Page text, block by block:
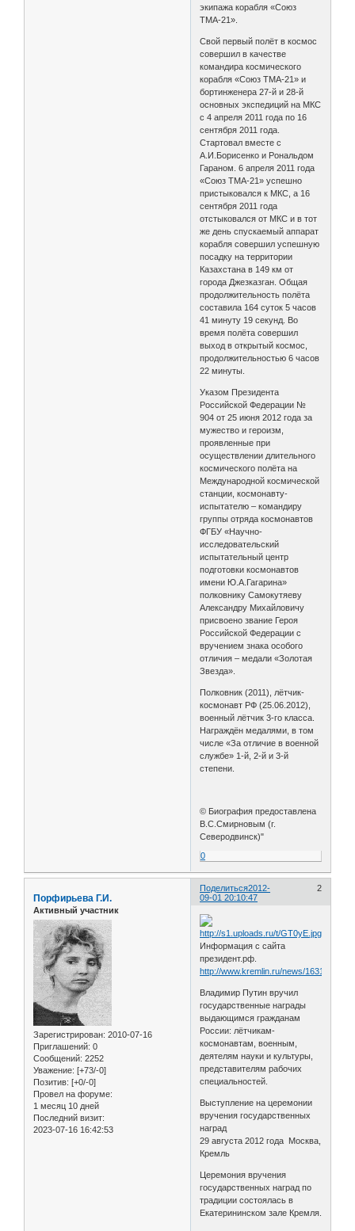
экипажа корабля «Союз
ТМА-21».
Свой первый полёт в космос
совершил в качестве
командира космического
корабля «Союз ТМА-21» и
бортинженера 27-й и 28-й
основных экспедиций на МКС
с 4 апреля 2011 года по 16
сентября 2011 года.
Стартовал вместе с
А.И.Борисенко и Рональдом
Гараном. 6 апреля 2011 года
«Союз ТМА-21» успешно
пристыковался к МКС, а 16
сентября 2011 года
отстыковался от МКС и в тот
же день спускаемый аппарат
корабля совершил успешную
посадку на территории
Казахстана в 149 км от
города Джезказган. Общая
продолжительность полёта
составила 164 суток 5 часов
41 минуту 19 секунд. Во
время полёта совершил
выход в открытый космос,
продолжительностью 6 часов
22 минуты.
Указом Президента
Российской Федерации №
904 от 25 июня 2012 года за
мужество и героизм,
проявленные при
осуществлении длительного
космического полёта на
Международной космической
станции, космонавту-
испытателю – командиру
группы отряда космонавтов
ФГБУ «Научно-
исследовательский
испытательный центр
подготовки космонавтов
имени Ю.А.Гагарина»
полковнику Самокутяеву
Александру Михайловичу
присвоено звание Героя
Российской Федерации с
вручением знака особого
отличия – медали «Золотая
Звезда».
Полковник (2011), лётчик-
космонавт РФ (25.06.2012),
военный лётчик 3-го класса.
Награждён медалями, в том
числе «За отличие в военной
службе» 1-й, 2-й и 3-й
степени.
© Биография предоставлена
В.С.Смирновым (г.
Северодвинск)"
0
Поделиться 2
2012-
09-01 20:10:47
Порфирьева Г.И.
Активный участник
Зарегистрирован: 2010-07-16
Приглашений: 0
Сообщений: 2252
Уважение: [+73/-0]
Позитив: [+0/-0]
Провел на форуме:
1 месяц 10 дней
Последний визит:
2023-07-16 16:42:53
Информация с сайта
президент.рф.
http://www.kremlin.ru/news/16316
Владимир Путин вручил
государственные награды
выдающимся гражданам
России: лётчикам-
космонавтам, военным,
деятелям науки и культуры,
представителям рабочих
специальностей.
Выступление на церемонии
вручения государственных
наград
29 августа 2012 года Москва,
Кремль
Церемония вручения
государственных наград по
традиции состоялась в
Екатерининском зале Кремля.